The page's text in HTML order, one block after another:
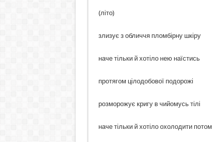
(літо)
злизує з обличчя пломбірну шкіру
наче тільки й хотіло нею наїстись
протягом цілодобової подорожі
розморожує кригу в чийомусь тілі
наче тільки й хотіло охолодити потом